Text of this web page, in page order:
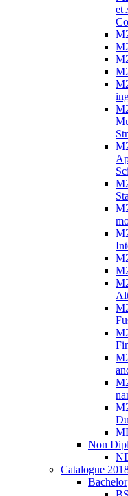
et
Non
Catalogue
Bachelor